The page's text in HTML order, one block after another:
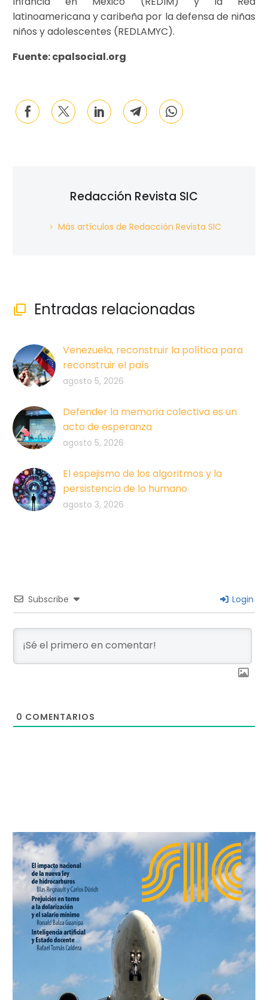
latinoamericana y caribeña por la defensa de niñas
niños y adolescentes (REDLAMYC).
Fuente: cpalsocial.org
Redacción Revista SIC
Más artículos de Redacción Revista SIC
 Entradas relacionadas
Venezuela, reconstruir la política para
reconstruir el país
agosto 5, 2026
Defender la memoria colectiva es un
acto de esperanza
agosto 5, 2026
El espejismo de los algoritmos y la
persistencia de lo humano
agosto 3, 2026
Subscribe Login
0 COMENTARIOS